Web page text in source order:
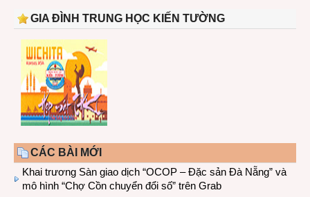
GIA ĐÌNH TRUNG HỌC KIẾN TƯỜNG
CÁC BÀI MỚI
Khai trương Sàn giao dịch “OCOP – Đặc sản Đà Nẵng” và
mô hình “Chợ Cồn chuyển đổi số” trên Grab